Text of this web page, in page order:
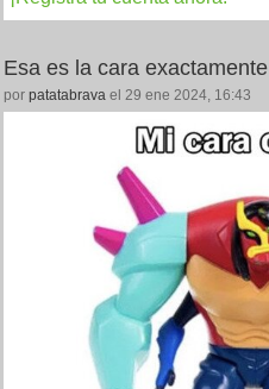
Esa es la cara exactamente
por patatabrava el 29 ene 2024, 16:43